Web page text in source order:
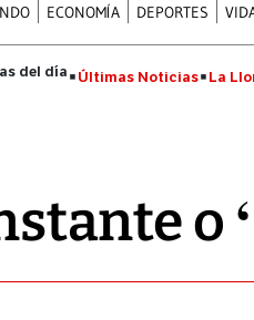
ECONOMÍA DEPORTES
Últimas Noticias La
o